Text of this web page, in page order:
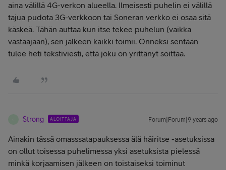
aina välillä 4G-verkon alueella. Ilmeisesti puhelin ei välillä
tajua pudota 3G-verkkoon tai Soneran verkko ei osaa sitä
käskeä. Tähän auttaa kun itse tekee puhelun (vaikka
vastaajaan), sen jälkeen kaikki toimii. Onneksi sentään
tulee heti tekstiviesti, että joku on yrittänyt soittaa.
Strong ALOITTAJA Forum|Forum|9 years ago
Ainakin tässä omasssatapauksessa älä häiritse -asetuksissa
on ollut toisessa puhelimessa yksi asetuksista pielessä
minkä korjaamisen jälkeen on toistaiseksi toiminut